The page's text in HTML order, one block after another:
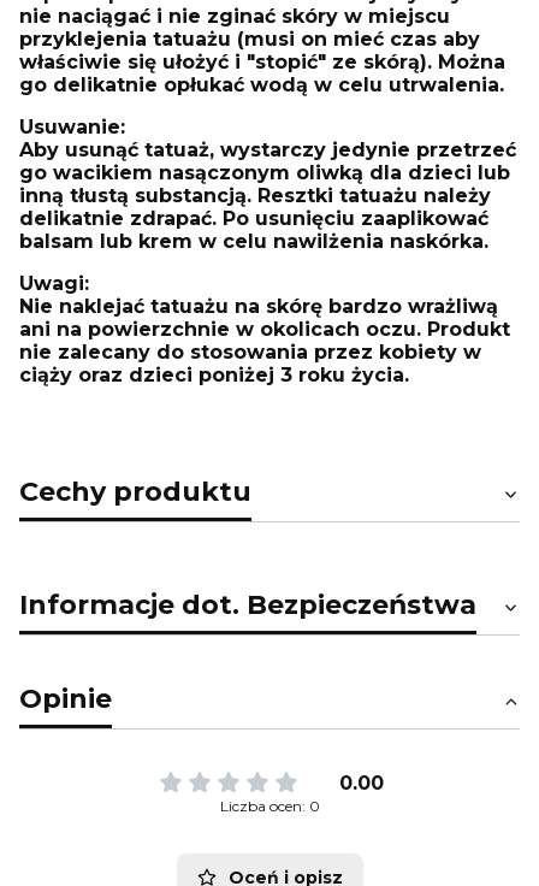
nie naciągać i nie zginać skóry w miejscu
przyklejenia tatuażu (musi on mieć czas aby
właściwie się ułożyć i "stopić" ze skórą). Można
go delikatnie opłukać wodą w celu utrwalenia.
Usuwanie:
Aby usunąć tatuaż, wystarczy jedynie przetrzeć
go wacikiem nasączonym oliwką dla dzieci lub
inną tłustą substancją. Resztki tatuażu należy
delikatnie zdrapać. Po usunięciu zaaplikować
balsam lub krem w celu nawilżenia naskórka.
Uwagi:
Nie naklejać tatuażu na skórę bardzo wrażliwą
ani na powierzchnie w okolicach oczu. Produkt
nie zalecany do stosowania przez kobiety w
ciąży oraz dzieci poniżej 3 roku życia.
Cechy produktu
Informacje dot. Bezpieczeństwa
Opinie
0.00
Liczba ocen: 0
Oceń i opisz